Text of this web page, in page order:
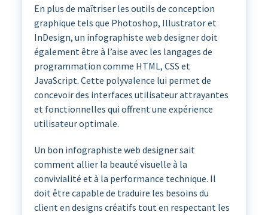
En plus de maîtriser les outils de conception
graphique tels que Photoshop, Illustrator et
InDesign, un infographiste web designer doit
également être à l’aise avec les langages de
programmation comme HTML, CSS et
JavaScript. Cette polyvalence lui permet de
concevoir des interfaces utilisateur attrayantes
et fonctionnelles qui offrent une expérience
utilisateur optimale.
Un bon infographiste web designer sait
comment allier la beauté visuelle à la
convivialité et à la performance technique. Il
doit être capable de traduire les besoins du
client en designs créatifs tout en respectant les